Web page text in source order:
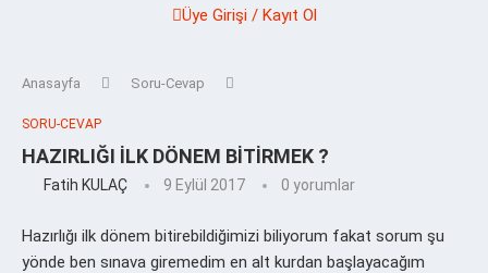
Üye Girişi / Kayıt Ol
Anasayfa Soru-Cevap
SORU-CEVAP
HAZIRLIĞI İLK DÖNEM BİTİRMEK ?
Fatih KULAÇ 9 Eylül 2017 0 yorumlar
Hazırlığı ilk dönem bitirebildiğimizi biliyorum fakat sorum şu
yönde ben sınava giremedim en alt kurdan başlayacağım